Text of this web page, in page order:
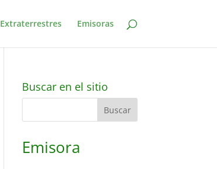
Extraterrestres Emisoras
Buscar en el sitio
Emisora